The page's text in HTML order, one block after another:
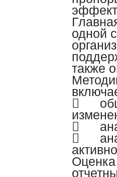
одной
также



Оценка